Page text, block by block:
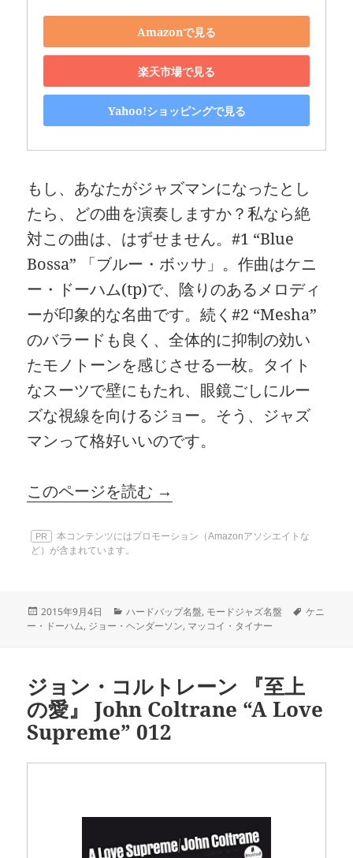
Amazonで見る
楽天市場で見る
Yahoo!ショッピングで見る
もし、あなたがジャズマンになったとし
たら、どの曲を演奏しますか？私なら絶
対この曲は、はずせません。#1 “Blue
Bossa” 「ブルー・ボッサ」。作曲はケニ
ー・ドーハム(tp)で、陰りのあるメロディ
ーが印象的な名曲です。続く#2 “Mesha”
のバラードも良く、全体的に抑制の効い
たモノトーンを感じさせる一枚。タイト
なスーツで壁にもたれ、眼鏡ごしにルー
ズな視線を向けるジョー。そう、ジャズ
マンって格好いいのです。
このページを読む →
PR
本コンテンツにはプロモーション（Amazonアソシエイトな
ど）が含まれています。
投
稿
2015年9月4日
カ
テ
ハードバップ名盤, モードジャズ名盤
タ
ケニ
ー・ドーハム, ジョー・ヘンダーソン, マッコイ・タイナー
ジョン・コルトレーン 『至上
の愛』 John Coltrane “A Love
Supreme” 012